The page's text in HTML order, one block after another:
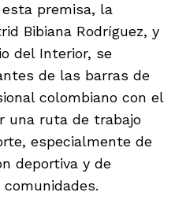
premisa, la
Bibiana Rodríguez, y
del Interior, se
de las barras de
colombiano con el
una ruta de trabajo
especialmente de
deportiva y de